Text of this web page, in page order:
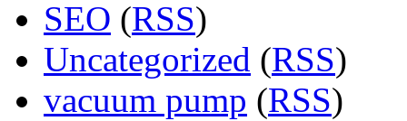
SEO (RSS)
Uncategorized (RSS)
vacuum pump (RSS)